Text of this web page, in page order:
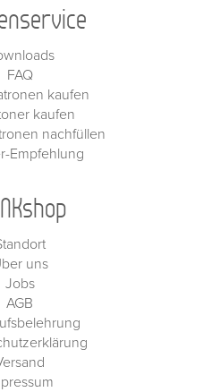
FAQ
kaufen
kaufen
nachfüllen
Empfehlung
uns
Jobs
AGB